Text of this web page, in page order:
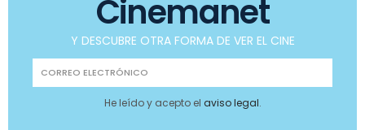
Cinemanet
Y DESCUBRE OTRA FORMA DE VER EL CINE
He leído y acepto el aviso legal.